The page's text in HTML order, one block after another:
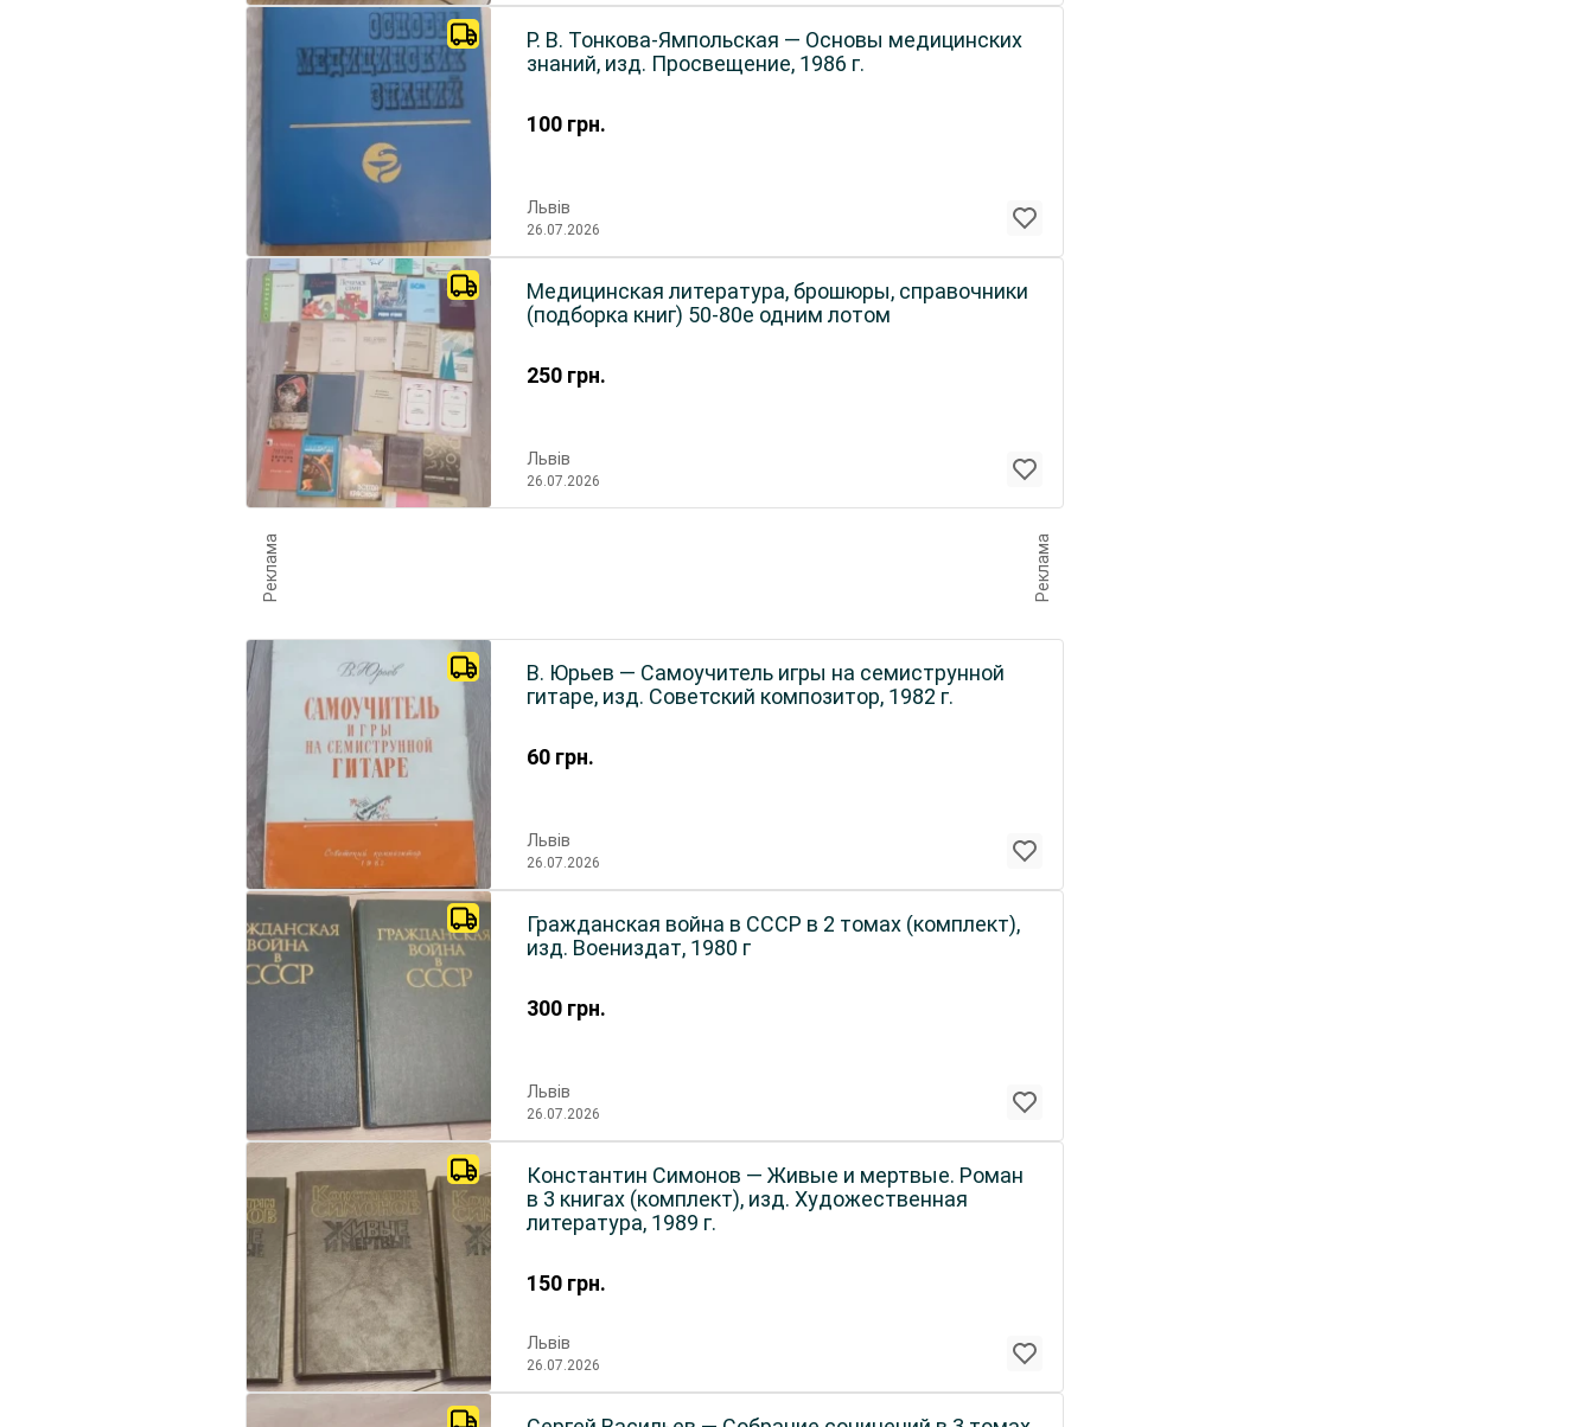
100 грн.
Р. В. Тонкова-Ямпольская — Основы медицинских
знаний, изд. Просвещение, 1986 г.
Львів
26.07.2026
250 грн.
Медицинская литература, брошюры, справочники
(подборка книг) 50-80е одним лотом
Львів
26.07.2026
Реклама Реклама
60 грн.
В. Юрьев — Самоучитель игры на семиструнной
гитаре, изд. Советский композитор, 1982 г.
Львів
26.07.2026
300 грн.
Гражданская война в СССР в 2 томах (комплект),
изд. Воениздат, 1980 г
Львів
26.07.2026
150 грн.
Константин Симонов — Живые и мертвые. Роман
в 3 книгах (комплект), изд. Художественная
литература, 1989 г.
Львів
26.07.2026